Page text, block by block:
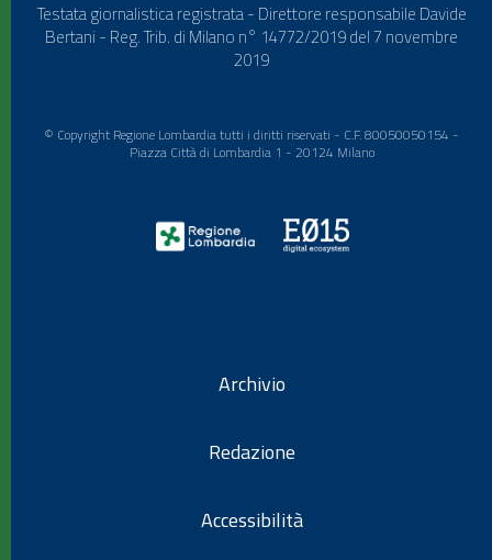
Testata giornalistica registrata - Direttore responsabile Davide
Bertani - Reg. Trib. di Milano n° 14772/2019 del 7 novembre
2019
© Copyright Regione Lombardia tutti i diritti riservati - C.F. 80050050154 -
Piazza Città di Lombardia 1 - 20124 Milano
Archivio
Redazione
Accessibilità